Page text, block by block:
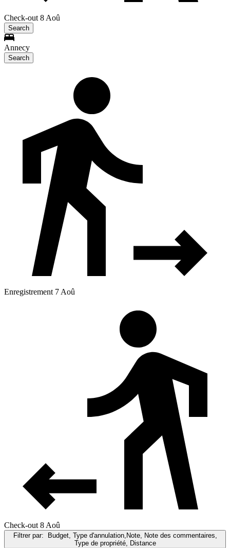
Check-out 8 Aoû
Search
Annecy
Search
Enregistrement 7 Aoû
Check-out 8 Aoû
Filtrer par:
Budget, Type d'annulation,Note, Note des commentaires,
Type de propriété, Distance